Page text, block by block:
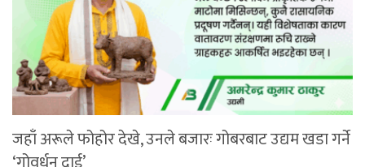
जहाँ अरूले फोहोर देखे, उनले बजारः गोबरबाट उद्यम खडा गर्ने